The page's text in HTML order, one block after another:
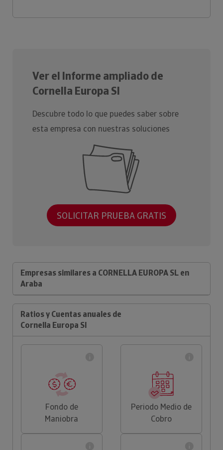
Ver el Informe ampliado de
Cornella Europa Sl
Descubre todo lo que puedes saber sobre
esta empresa con nuestras soluciones
SOLICITAR PRUEBA GRATIS
Empresas similares a CORNELLA EUROPA SL en
Araba
Ratios y Cuentas anuales de
Cornella Europa Sl
Fondo de
Maniobra
Periodo Medio de
Cobro